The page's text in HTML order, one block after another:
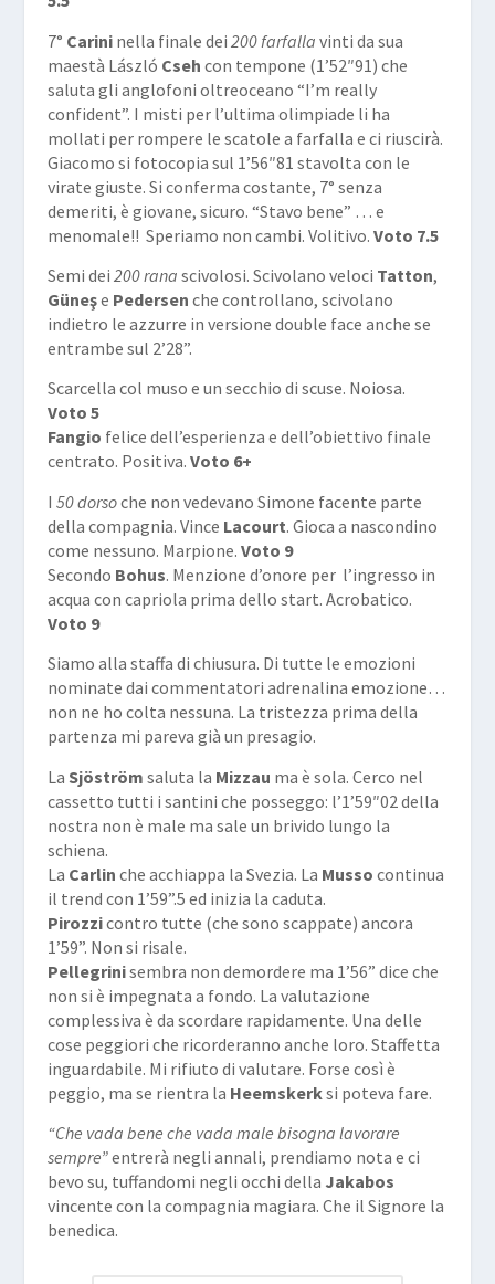
7° Carininella finale dei 200 farfalla vinti da sua
maestà László Cseh con tempone (1’52″91) che
saluta gli anglofoni oltreoceano “I’m really
confident”. I misti per l’ultima olimpiade li ha
mollati per rompere le scatole a farfalla e ci riuscirà.
Giacomo si fotocopia sul 1’56″81 stavolta con le
virate giuste. Si conferma costante, 7° senza
demeriti, è giovane, sicuro. “Stavo bene” … e
menomale!! Speriamo non cambi. Volitivo. Voto 7.5
Semi dei 200 rana scivolosi. Scivolano veloci Tatton,
Güneşe Pedersen che controllano, scivolano
indietro le azzurre in versione double face anche se
entrambe sul 2’28”.
Scarcella col muso e un secchio di scuse. Noiosa.
Voto 5
Fangio felice dell’esperienza e dell’obiettivo finale
centrato. Positiva. Voto 6+
I 50 dorsoche non vedevano Simone facente parte
della compagnia. Vince Lacourt. Gioca a nascondino
come nessuno. Marpione. Voto 9
Secondo Bohus. Menzione d’onore per l’ingresso in
acqua con capriola prima dello start. Acrobatico.
Voto 9
Siamo alla staffa di chiusura. Di tutte le emozioni
nominate dai commentatori adrenalina emozione…
non ne ho colta nessuna. La tristezza prima della
partenza mi pareva già un presagio.
La Sjöström saluta la Mizzau ma è sola. Cerco nel
cassetto tutti i santini che posseggo: l’1’59″02 della
nostra non è male ma sale un brivido lungo la
schiena.
La Carlin che acchiappa la Svezia. La Musso continua
il trend con 1’59”.5 ed inizia la caduta.
Pirozzicontro tutte (che sono scappate) ancora
1’59”. Non si risale.
Pellegrinisembra non demordere ma 1’56” dice che
non si è impegnata a fondo. La valutazione
complessiva è da scordare rapidamente. Una delle
cose peggiori che ricorderanno anche loro. Staffetta
inguardabile. Mi rifiuto di valutare. Forse così è
peggio, ma se rientra la Heemskerksi poteva fare.
“Che vada bene che vada male bisogna lavorare
sempre”entrerà negli annali, prendiamo nota e ci
bevo su, tuffandomi negli occhi della Jakabos
vincente con la compagnia magiara. Che il Signore la
benedica.